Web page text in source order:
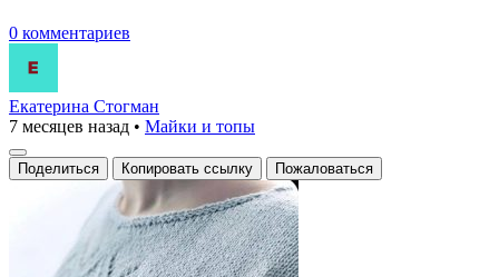
0 комментариев
Екатерина Стогман
7 месяцев назад • Майки и топы
Поделиться Копировать ссылку Пожаловаться